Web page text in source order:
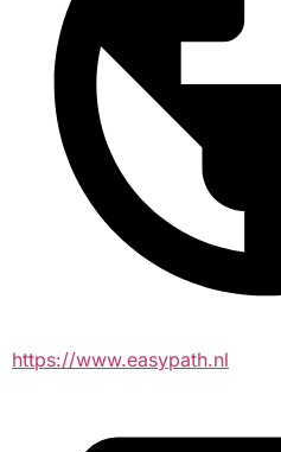
https://www.easypath.nl